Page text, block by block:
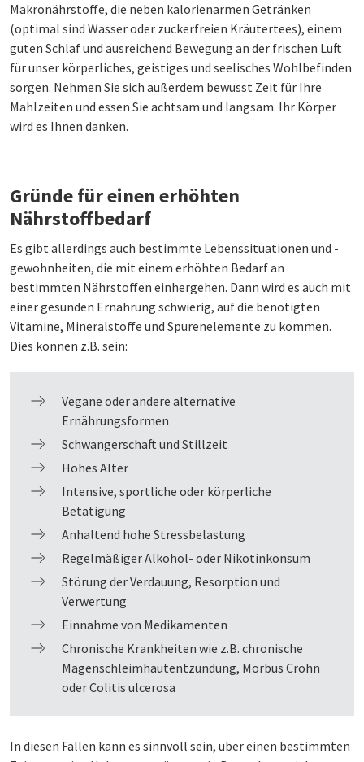
Makronährstoffe, die neben kalorienarmen Getränken
(optimal sind Wasser oder zuckerfreien Kräutertees), einem
guten Schlaf und ausreichend Bewegung an der frischen Luft
für unser körperliches, geistiges und seelisches Wohlbefinden
sorgen. Nehmen Sie sich außerdem bewusst Zeit für Ihre
Mahlzeiten und essen Sie achtsam und langsam. Ihr Körper
wird es Ihnen danken.
Gründe für einen erhöhten
Nährstoffbedarf
Es gibt allerdings auch bestimmte Lebenssituationen und -
gewohnheiten, die mit einem erhöhten Bedarf an
bestimmten Nährstoffen einhergehen. Dann wird es auch mit
einer gesunden Ernährung schwierig, auf die benötigten
Vitamine, Mineralstoffe und Spurenelemente zu kommen.
Dies können z.B. sein:
Vegane oder andere alternative
Ernährungsformen
Schwangerschaft und Stillzeit
Hohes Alter
Intensive, sportliche oder körperliche
Betätigung
Anhaltend hohe Stressbelastung
Regelmäßiger Alkohol- oder Nikotinkonsum
Störung der Verdauung, Resorption und
Verwertung
Einnahme von Medikamenten
Chronische Krankheiten wie z.B. chronische
Magenschleimhautentzündung, Morbus Crohn
oder Colitis ulcerosa
In diesen Fällen kann es sinnvoll sein, über einen bestimmten